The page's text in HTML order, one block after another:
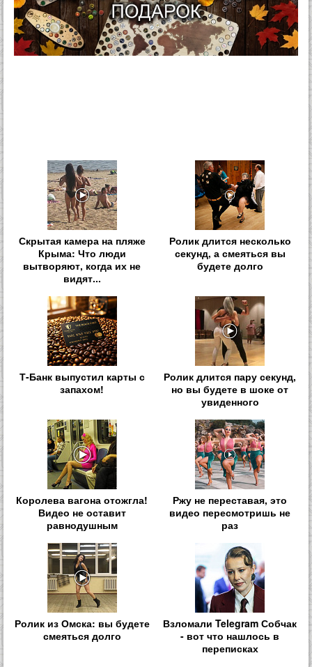
Скрытая камера на пляже
Крыма: Что люди
вытворяют, когда их не
видят...
Ролик длится несколько
секунд, а смеяться вы
будете долго
Т-Банк выпустил карты с
запахом!
Ролик длится пару секунд,
но вы будете в шоке от
увиденного
Королева вагона отожгла!
Видео не оставит
равнодушным
Ржу не переставая, это
видео пересмотришь не
раз
Ролик из Омска: вы будете
смеяться долго
Взломали Telegram Собчак
- вот что нашлось в
переписках